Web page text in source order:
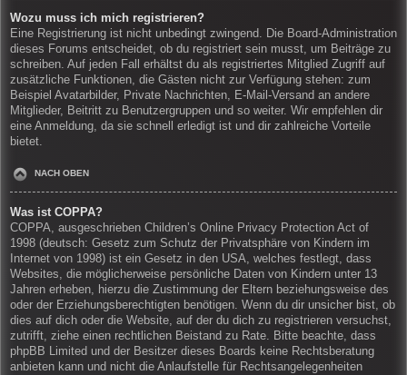
Wozu muss ich mich registrieren?
Eine Registrierung ist nicht unbedingt zwingend. Die Board-Administration
dieses Forums entscheidet, ob du registriert sein musst, um Beiträge zu
schreiben. Auf jeden Fall erhältst du als registriertes Mitglied Zugriff auf
zusätzliche Funktionen, die Gästen nicht zur Verfügung stehen: zum
Beispiel Avatarbilder, Private Nachrichten, E-Mail-Versand an andere
Mitglieder, Beitritt zu Benutzergruppen und so weiter. Wir empfehlen dir
eine Anmeldung, da sie schnell erledigt ist und dir zahlreiche Vorteile
bietet.
NACH OBEN
Was ist COPPA?
COPPA, ausgeschrieben Children’s Online Privacy Protection Act of
1998 (deutsch: Gesetz zum Schutz der Privatsphäre von Kindern im
Internet von 1998) ist ein Gesetz in den USA, welches festlegt, dass
Websites, die möglicherweise persönliche Daten von Kindern unter 13
Jahren erheben, hierzu die Zustimmung der Eltern beziehungsweise des
oder der Erziehungsberechtigten benötigen. Wenn du dir unsicher bist, ob
dies auf dich oder die Website, auf der du dich zu registrieren versuchst,
zutrifft, ziehe einen rechtlichen Beistand zu Rate. Bitte beachte, dass
phpBB Limited und der Besitzer dieses Boards keine Rechtsberatung
anbieten kann und nicht die Anlaufstelle für Rechtsangelegenheiten